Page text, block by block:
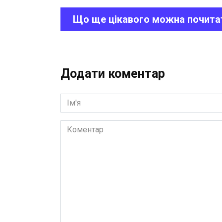
Що ще цікавого можна
Додати коментар
Ім'я
Коментар